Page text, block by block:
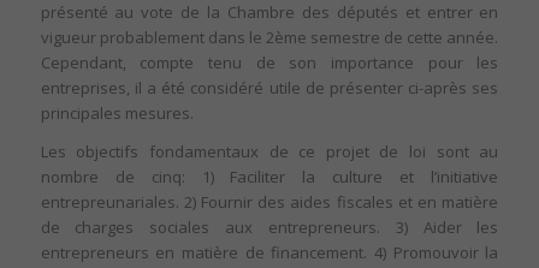
présenté au vote de la Chambre des députés et entrer en
vigueur probablement dans le 2ème semestre de cette année.
Cependant, compte tenu de son importance pour les
entreprises, il a été considéré utile de présenter ci-après ses
principales mesures.
Les objectifs fondamentaux de ce projet de loi sont au
nombre de cinq: 1) Faciliter la culture et l’initiative
entrepreunariales. 2) Fournir des aides fiscales et en matière
de charges sociales aux entrepreneurs. 3) Aider les
entrepreneurs en matière de financement. 4) Promouvoir la